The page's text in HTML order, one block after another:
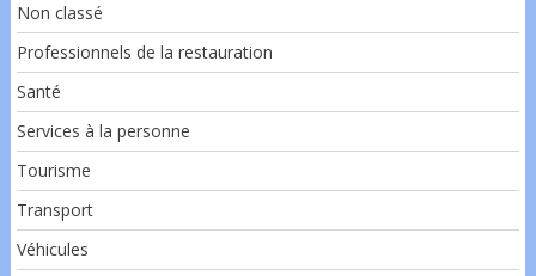
Non classé
Professionnels de la restauration
Santé
Services à la personne
Tourisme
Transport
Véhicules